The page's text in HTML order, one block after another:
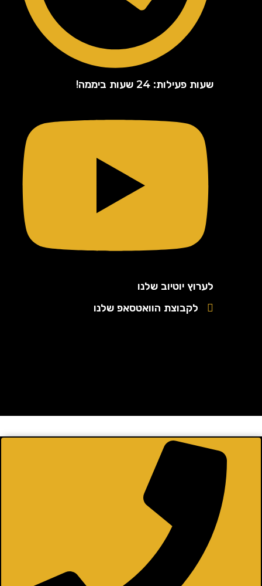
שעות פעילות: 24 שעות ביממה!
לערוץ יוטיוב שלנו
לקבוצת הוואטסאפ שלנו